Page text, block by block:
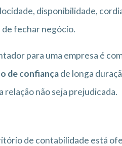
disponibilidade,
fechar negócio.
para uma empresa é
de confiançade longa
não seja prejudicada.
de contabilidade está